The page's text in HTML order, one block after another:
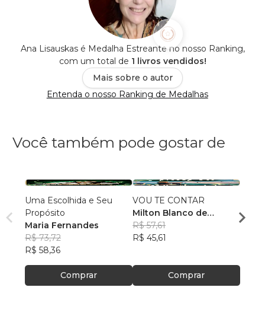
Ana Lisauskas é Medalha Estreante no nosso Ranking,
com um total de 1 livros vendidos!
Mais sobre o autor
Entenda o nosso Ranking de Medalhas
Você também pode gostar de
Uma Escolhida e Seu
Propósito
Maria Fernandes
R$ 73,72
R$ 58,36
Comprar
VOU TE CONTAR
Milton Blanco de
Abrunhosa Trindade
Filho
R$ 57,61
R$ 45,61
Comprar
R$